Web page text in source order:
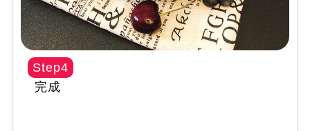
Step4
完成